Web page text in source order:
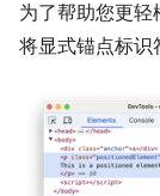
为了帮助您更轻
将显式锚点标识